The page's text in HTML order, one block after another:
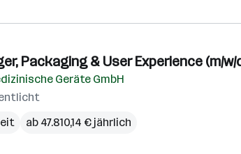
Packaging & User Experience (m/w/
Geräte GmbH
ab 47.810,14 € jährlich